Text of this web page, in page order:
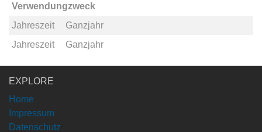
Verwendungzweck
Jahreszeit
Ganzjahr
Jahreszeit
Ganzjahr
EXPLORE
Home
Impressum
Datenschutz